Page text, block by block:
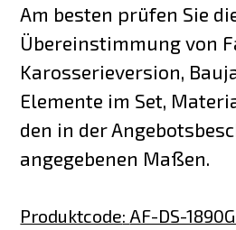
Am besten prüfen Sie
Übereinstimmung von
Karosserieversion,
Elemente im Set,
den in der
angegebenen Maßen.
Produktcode: AF-DS-